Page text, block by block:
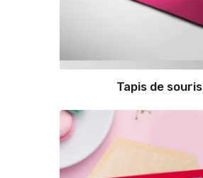
Tapis de souris